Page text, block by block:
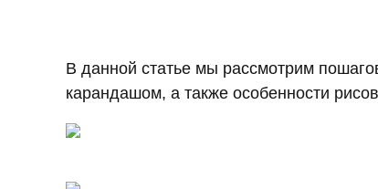
В данной статье мы рассмотрим
карандашом, а также особенности